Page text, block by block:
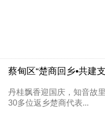
蔡甸区“楚商回乡•共建
丹桂飘香迎国庆，知音故
30多位返乡楚商代表...